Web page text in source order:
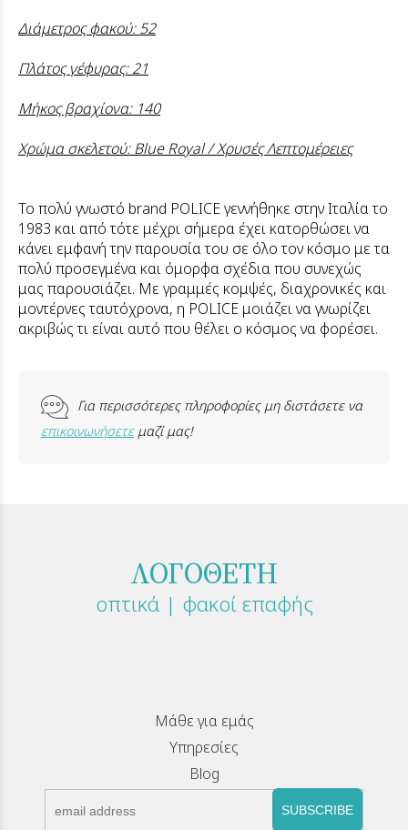
Διάμετρος φακού: 52
Πλάτος γέφυρας: 21
Μήκος βραχίονα: 140
Χρώμα σκελετού: Blue Royal / Χρυσές Λεπτομέρειες
Το πολύ γνωστό brand POLICE γεννήθηκε στην Ιταλία το
1983 και από τότε μέχρι σήμερα έχει κατορθώσει να
κάνει εμφανή την παρουσία του σε όλο τον κόσμο με τα
πολύ προσεγμένα και όμορφα σχέδια που συνεχώς
μας παρουσιάζει. Με γραμμές κομψές, διαχρονικές και
μοντέρνες ταυτόχρονα, η POLICE μοιάζει να γνωρίζει
ακριβώς τι είναι αυτό που θέλει ο κόσμος να φορέσει.
Για περισσότερες πληροφορίες μη διστάσετε να
επικοινωνήσετεμαζί μας!
ΛΟΓΟΘΕΤΗ
οπτικά | φακοί επαφής
Μάθε για εμάς
Υπηρεσίες
Blog
SUBSCRIBE